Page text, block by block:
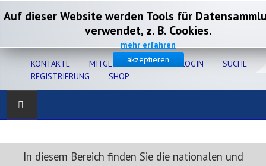
KONTAKTE MITGLIEDERSERVICE LOGIN
SUCHE
REGISTRIERUNG
SHOP
Verband
In diesem Bereich finden Sie die nationalen und
Auf dieser Website werden Tools für
verwendet, z. B. Cookies.
mehr erfahren
akzeptieren